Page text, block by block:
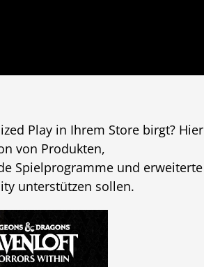
Play in Ihrem Store birgt? Hier
von Produkten,
Spielprogramme und erweiterte
unterstützen sollen.